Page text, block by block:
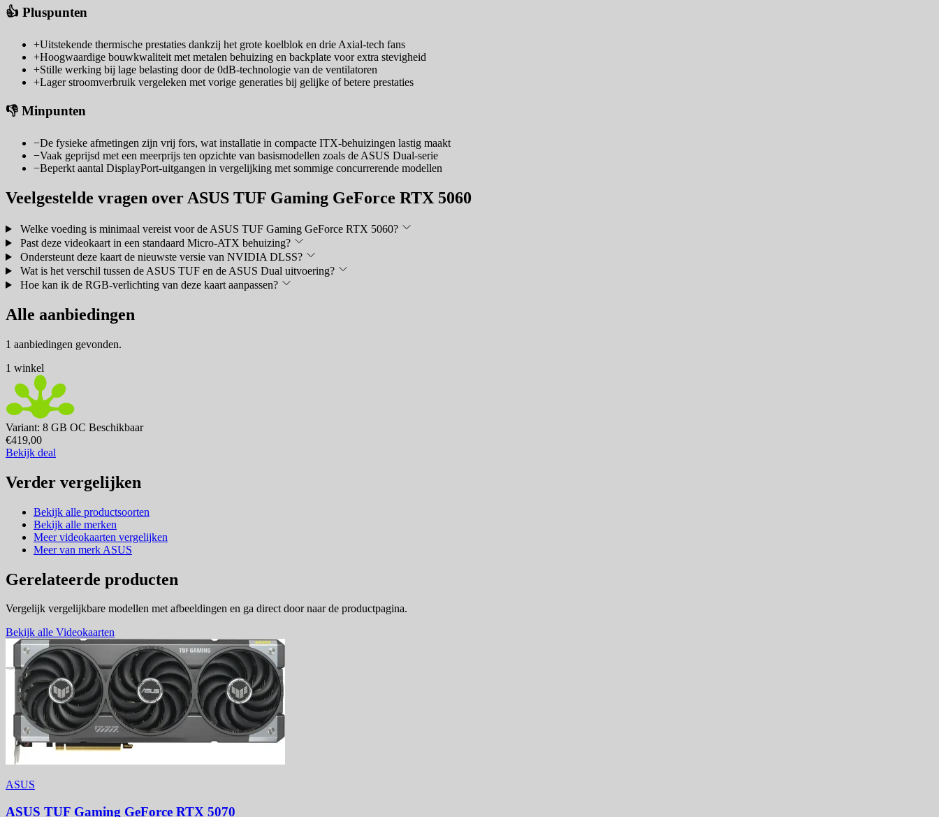
👍 Pluspunten
+Uitstekende thermische prestaties dankzij het grote koelblok en drie Axial-tech fans
+Hoogwaardige bouwkwaliteit met metalen behuizing en backplate voor extra stevigheid
+Stille werking bij lage belasting door de 0dB-technologie van de ventilatoren
+Lager stroomverbruik vergeleken met vorige generaties bij gelijke of betere prestaties
👎 Minpunten
−De fysieke afmetingen zijn vrij fors, wat installatie in compacte ITX-behuizingen lastig maakt
−Vaak geprijsd met een meerprijs ten opzichte van basismodellen zoals de ASUS Dual-serie
−Beperkt aantal DisplayPort-uitgangen in vergelijking met sommige concurrerende modellen
Veelgestelde vragen over ASUS TUF Gaming GeForce RTX 5060
Welke voeding is minimaal vereist voor de ASUS TUF Gaming GeForce RTX 5060?
Past deze videokaart in een standaard Micro-ATX behuizing?
Ondersteunt deze kaart de nieuwste versie van NVIDIA DLSS?
Wat is het verschil tussen de ASUS TUF en de ASUS Dual uitvoering?
Hoe kan ik de RGB-verlichting van deze kaart aanpassen?
Alle aanbiedingen
1 aanbiedingen gevonden.
1 winkel
Variant: 8 GB OC Beschikbaar
€419,00
Bekijk deal
Verder vergelijken
Bekijk alle productsoorten
Bekijk alle merken
Meer videokaarten vergelijken
Meer van merk ASUS
Gerelateerde producten
Vergelijk vergelijkbare modellen met afbeeldingen en ga direct door naar de productpagina.
Bekijk alle Videokaarten
ASUS
ASUS TUF Gaming GeForce RTX 5070